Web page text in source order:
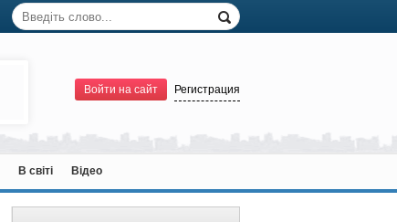
Войти на сайт Регистрация
В світі Відео